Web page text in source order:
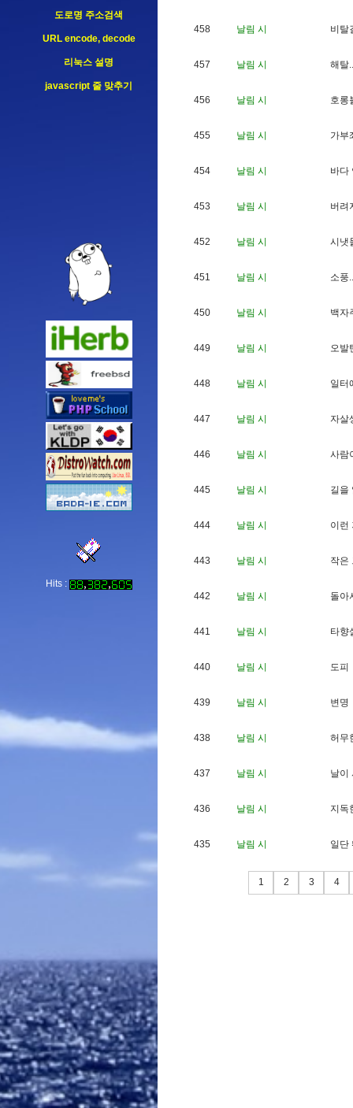
도로명 주소검색
URL encode, decode
리눅스 설명
javascript 줄 맞추기
Hits :
458 날림 시 비 탈
457 날림 시 해 탈..
456 날림 시 호롱
455 날림 시 가부
454 날림 시 바다
453 날림 시 버 려
452 날림 시 시 냇
451 날림 시 소풍..
450 날림 시 백자
449 날림 시 오발
448 날림 시 일 터
447 날림 시 자살
446 날림 시 사람
445 날림 시 길 을
444 날림 시 이 런
443 날림 시 작은
442 날림 시 돌아
441 날림 시 타향
440 날림 시 도피
439 날림 시 변 명
438 날림 시 허 무
437 날림 시 날이
436 날림 시 지 독
435 날림 시 일 단
1 2 3 4